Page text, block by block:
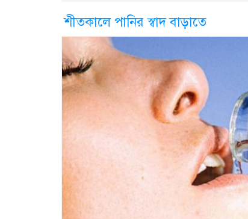
শীতকালে পানির স্বাদ বাড়াতে